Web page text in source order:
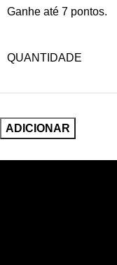
Ganhe até 7 pontos.
QUANTIDADE
ADICIONAR